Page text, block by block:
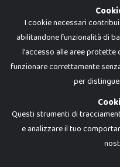
Dadi e Mattoncini è un brand di
I cookie necessari
abilitandone funzionalità di
l'accesso alle aree protette
funzionare correttamente
per
Questi strumenti di
e analizzare il tuo